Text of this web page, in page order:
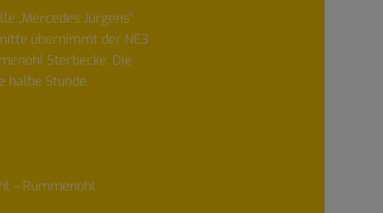
„Mercedes Jürgens“
übernimmt der NE3
Sterbecke. Die
halbe Stunde.
– Rummenohl